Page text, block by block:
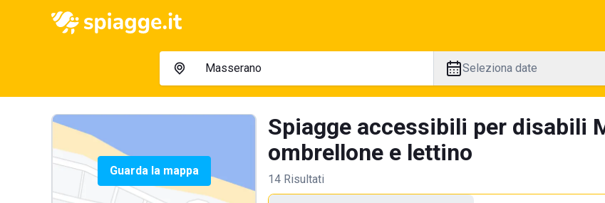
Seleziona date
Guarda la mappa
Spiagge accessibili per disabili
ombrellone e lettino
14 Risultati